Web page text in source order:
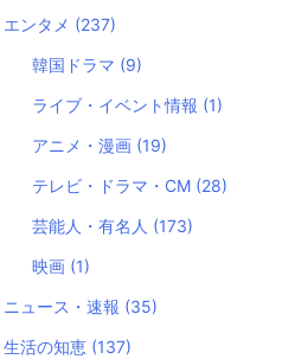
エンタメ (237)
韓国ドラマ (9)
ライブ・イベント情報 (1)
アニメ・漫画 (19)
テレビ・ドラマ・CM (28)
芸能人・有名人 (173)
映画 (1)
ニュース・速報 (35)
生活の知恵 (137)